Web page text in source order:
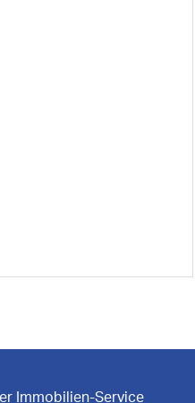
Immobilien-Service